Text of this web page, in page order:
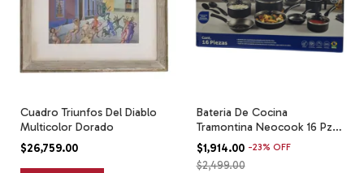
Cuadro Triunfos Del Diablo
Multicolor Dorado
$26,759.00
Bateria De Cocina
Tramontina Neocook 16 Pzas
Negro
$1,914.00 -23% OFF
$2,499.00